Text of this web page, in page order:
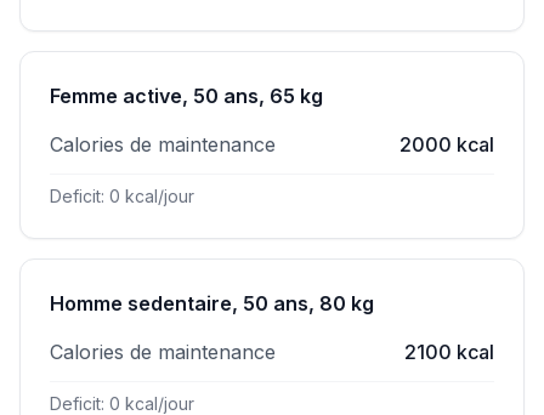
Femme active, 50 ans, 65 kg
Calories de maintenance
2000 kcal
Deficit: 0 kcal/jour
Homme sedentaire, 50 ans, 80 kg
Calories de maintenance
2100 kcal
Deficit: 0 kcal/jour